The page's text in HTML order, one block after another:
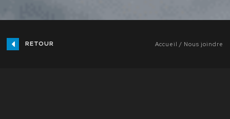
RETOUR Accueil Nous joindre